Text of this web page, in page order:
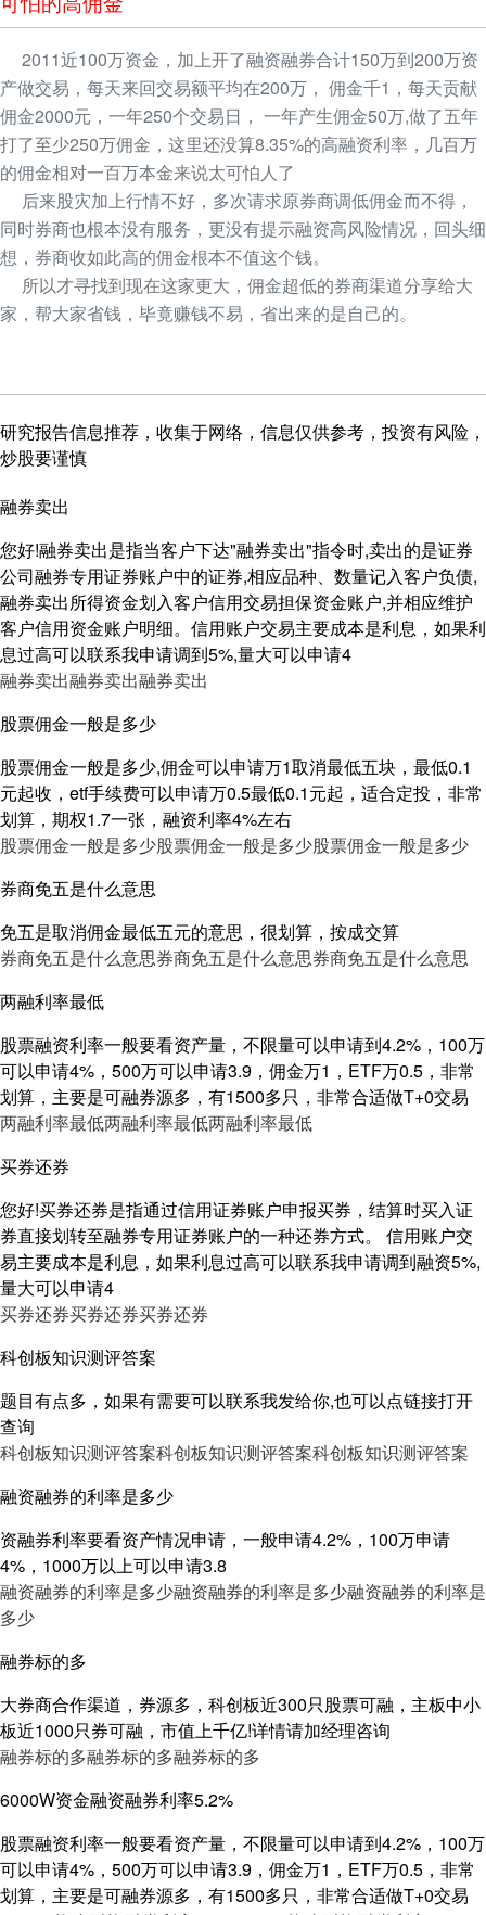
2011近100万资金，加上开了融资融券合计150万到200万资
产做交易，每天来回交易额平均在200万， 佣金千1，每天贡献
佣金2000元，一年250个交易日， 一年产生佣金50万,做了五年
打了至少250万佣金，这里还没算8.35%的高融资利率，几百万
的佣金相对一百万本金来说太可怕人了
后来股灾加上行情不好，多次请求原券商调低佣金而不得，
同时券商也根本没有服务，更没有提示融资高风险情况，回头细
想，券商收如此高的佣金根本不值这个钱。
所以才寻找到现在这家更大，佣金超低的券商渠道分享给大
家，帮大家省钱，毕竟赚钱不易，省出来的是自己的。
研究报告信息推荐，收集于网络，信息仅供参考，投资有风险，
炒股要谨慎
融券卖出
您好!融券卖出是指当客户下达"融券卖出"指令时,卖出的是证券
公司融券专用证券账户中的证券,相应品种、数量记入客户负债,
融券卖出所得资金划入客户信用交易担保资金账户,并相应维护
客户信用资金账户明细。信用账户交易主要成本是利息，如果利
息过高可以联系我申请调到5%,量大可以申请4
融券卖出融券卖出融券卖出
股票佣金一般是多少
股票佣金一般是多少,佣金可以申请万1取消最低五块，最低0.1
元起收，etf手续费可以申请万0.5最低0.1元起，适合定投，非常
划算，期权1.7一张，融资利率4%左右
股票佣金一般是多少股票佣金一般是多少股票佣金一般是多少
券商免五是什么意思
免五是取消佣金最低五元的意思，很划算，按成交算
券商免五是什么意思券商免五是什么意思券商免五是什么意思
两融利率最低
股票融资利率一般要看资产量，不限量可以申请到4.2%，100万
可以申请4%，500万可以申请3.9，佣金万1，ETF万0.5，非常
划算，主要是可融券源多，有1500多只，非常合适做T+0交易
两融利率最低两融利率最低两融利率最低
买券还券
您好!买券还券是指通过信用证券账户申报买券，结算时买入证
券直接划转至融券专用证券账户的一种还券方式。 信用账户交
易主要成本是利息，如果利息过高可以联系我申请调到融资5%,
量大可以申请4
买券还券买券还券买券还券
科创板知识测评答案
题目有点多，如果有需要可以联系我发给你,也可以点链接打开
查询
科创板知识测评答案科创板知识测评答案科创板知识测评答案
融资融券的利率是多少
资融券利率要看资产情况申请，一般申请4.2%，100万申请
4%，1000万以上可以申请3.8
融资融券的利率是多少融资融券的利率是多少融资融券的利率是
多少
融券标的多
大券商合作渠道，券源多，科创板近300只股票可融，主板中小
板近1000只券可融，市值上千亿!详情请加经理咨询
融券标的多融券标的多融券标的多
6000W资金融资融券利率5.2%
股票融资利率一般要看资产量，不限量可以申请到4.2%，100万
可以申请4%，500万可以申请3.9，佣金万1，ETF万0.5，非常
划算，主要是可融券源多，有1500多只，非常合适做T+0交易